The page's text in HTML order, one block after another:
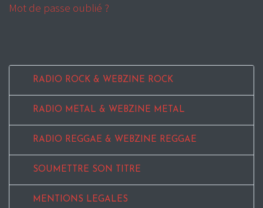
Mot de passe oublié ?
RADIO ROCK & WEBZINE ROCK
RADIO METAL & WEBZINE METAL
RADIO REGGAE & WEBZINE REGGAE
SOUMETTRE SON TITRE
MENTIONS LEGALES